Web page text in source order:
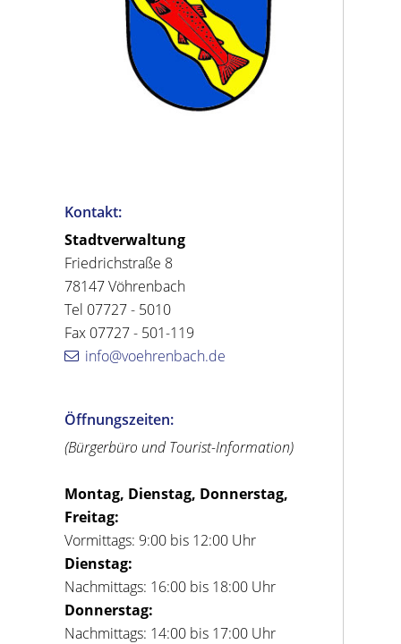
Kontakt:
Stadtverwaltung
Friedrichstraße 8
78147 Vöhrenbach
Tel 07727 - 5010
Fax 07727 - 501-119
info@voehrenbach.de
Öffnungszeiten:
(Bürgerbüro und Tourist-Information)
Montag, Dienstag, Donnerstag,
Freitag:
Vormittags: 9:00 bis 12:00 Uhr
Dienstag:
Nachmittags: 16:00 bis 18:00 Uhr
Donnerstag:
Nachmittags: 14:00 bis 17:00 Uhr